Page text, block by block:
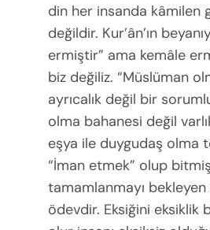
din her insanda kâmilen
değildir. Kur’ân’ın
ermiştir” ama kemâle
biz değiliz. “Müslüman
ayrıcalık değil bir
olma bahanesi değil
eşya ile duygudaş olma
“İman etmek” olup
tamamlanmayı
ödevdir. Eksiğini eksiklik